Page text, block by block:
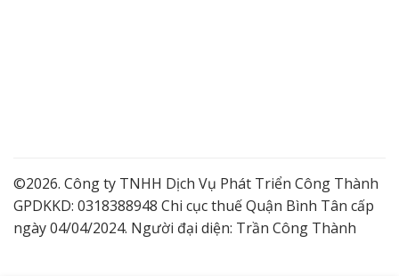
©2026. Công ty TNHH Dịch Vụ Phát Triển Công Thành
GPDKKD: 0318388948 Chi cục thuế Quận Bình Tân cấp
ngày 04/04/2024. Người đại diện: Trần Công Thành